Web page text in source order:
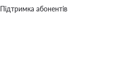
Підтримка абонентів